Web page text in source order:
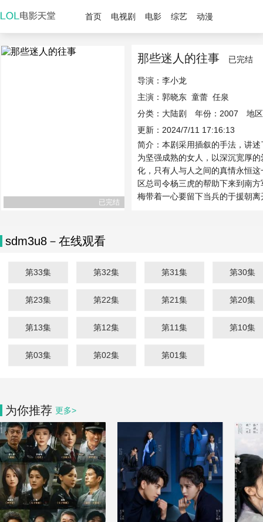
首页 电视剧 电影 综艺 动漫
已完结
那些迷人的往事 已完结
导演： 李小龙
主演： 郭晓东 童蕾 任泉
分类：大陆剧 年份：2007 地区
更新：2024/7/11 17:16:13
简介：本剧采用插叙的手法，讲
为坚强成熟的女人，以深沉宽厚
化，只有人与人之间的真情永恒
区总司令杨三虎的帮助下来到南
梅带着一心要留下当兵的于援朝
sdm3u8－在线观看
第33集 第32集 第31集 第30集
第23集 第22集 第21集 第20集
第13集 第12集 第11集 第10集
第03集 第02集 第01集
为你推荐 更多>